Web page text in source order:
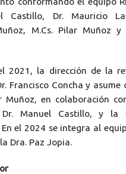
Castillo, Dr. Mauricio
M.Cs. Pilar Muñoz y
2021, la dirección de la
Francisco Concha y asume
Muñoz, en colaboración
Dr. Manuel Castillo, y la
En el 2024 se integra al
Dra. Paz Jopia.